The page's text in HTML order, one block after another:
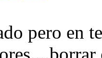
pero en